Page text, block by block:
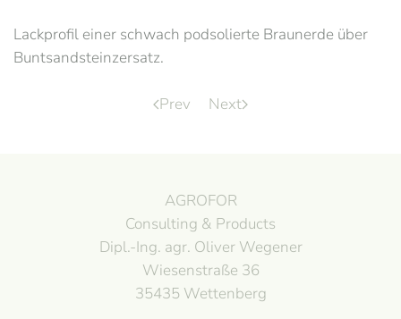
Lackprofil einer schwach podsolierte Braunerde über
Buntsandsteinzersatz.
Prev Next
AGROFOR
Consulting & Products
Dipl.-Ing. agr. Oliver Wegener
Wiesenstraße 36
35435 Wettenberg